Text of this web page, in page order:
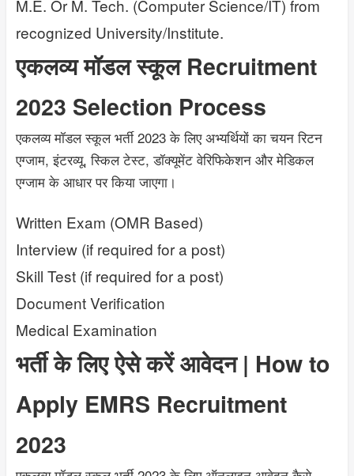
M.E. Or M. Tech. (Computer Science/IT) from
recognized University/Institute.
एकलव्य मॉडल स्कूल Recruitment
2023 Selection Process
एकलव्य मॉडल स्कूल भर्ती 2023 के लिए अभ्यर्थियों का चयन रिटन
एग्जाम, इंटरव्यू, स्किल टेस्ट, डॉक्यूमेंट वेरिफिकेशन और मेडिकल
एग्जाम के आधार पर किया जाएगा।
Written Exam (OMR Based)
Interview (if required for a post)
Skill Test (if required for a post)
Document Verification
Medical Examination
भर्ती के लिए ऐसे करें आवेदन | How to
Apply EMRS Recruitment
2023